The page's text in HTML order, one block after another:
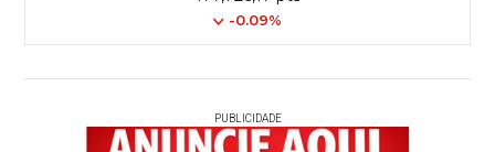
-0.09%
PUBLICIDADE